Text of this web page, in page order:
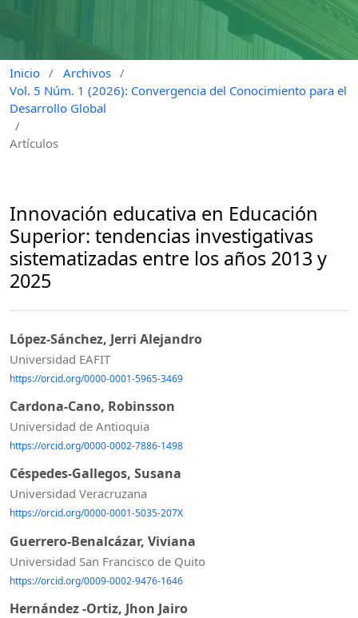
Inicio / Archivos /
Vol. 5 Núm. 1 (2026): Convergencia del Conocimiento para el
Desarrollo Global
/
Artículos
Innovación educativa en Educación
Superior: tendencias investigativas
sistematizadas entre los años 2013 y
2025
López-Sánchez, Jerri Alejandro
Universidad EAFIT
https://orcid.org/0000-0001-5965-3469
Cardona-Cano, Robinsson
Universidad de Antioquia
https://orcid.org/0000-0002-7886-1498
Céspedes-Gallegos, Susana
Universidad Veracruzana
https://orcid.org/0000-0001-5035-207X
Guerrero-Benalcázar, Viviana
Universidad San Francisco de Quito
https://orcid.org/0009-0002-9476-1646
Hernández -Ortiz, Jhon Jairo